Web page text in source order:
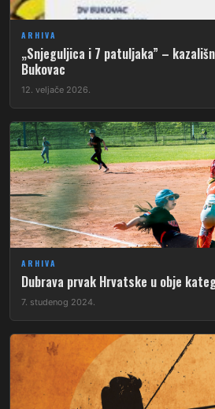
ARHIVA
„Snjeguljica i 7 patuljaka” –
Bukovac
12. veljače 2026.
ARHIVA
Dubrava prvak Hrvatske u obje
7. studenog 2024.